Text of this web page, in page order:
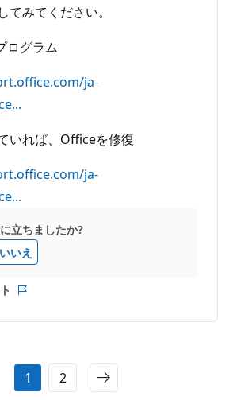
てみてください。
ログラム
ja-
いれば、Officeを修復
ja-
立ちましたか?
いいえ
レ
1 2